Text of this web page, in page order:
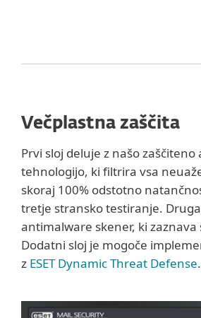
Večplastna zaščita
Prvi sloj deluje z našo zaščiteno
tehnologijo, ki filtrira vsa
skoraj 100% odstotno
tretje stransko testiranje.
antimalware skener, ki
Dodatni sloj je mogoče
z ESET Dynamic Threat Defense.